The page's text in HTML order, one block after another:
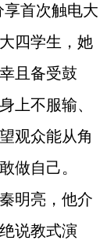
首次触电大
四学生，她
且备受鼓
上不服输、
观众能从角
做自己。
明亮，他介
说教式演